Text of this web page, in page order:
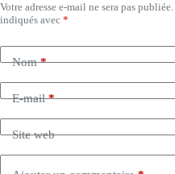
Votre adresse e-mail ne sera pas publiée.
indiqués avec *
Nom*
E-mail*
Site web